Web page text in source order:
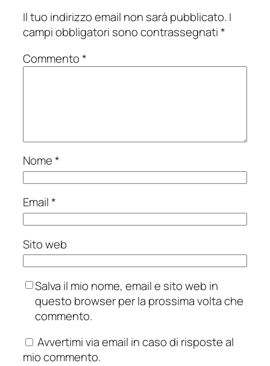
Il tuo indirizzo email non sarà pubblicato. I
campi obbligatori sono contrassegnati*
Commento*
Nome*
Email*
Sito web
Salva il mio nome, email e sito web in
questo browser per la prossima volta che
commento.
Avvertimi via email in caso di risposte al
mio commento.